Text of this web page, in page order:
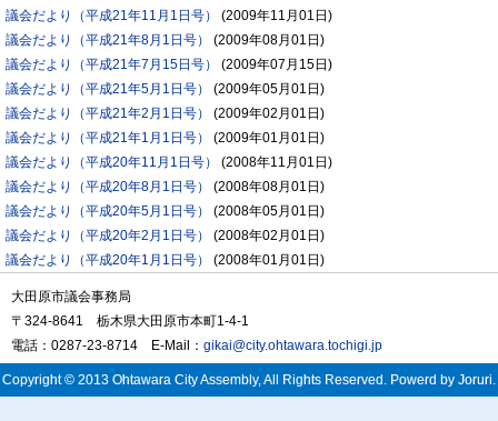
議会だより（平成21年11月1日号）
(2009年11月01日 )
議会だより（平成21年8月1日号）
(2009年08月01日 )
議会だより（平成21年7月15日号）
(2009年07月15日 )
議会だより（平成21年5月1日号）
(2009年05月01日 )
議会だより（平成21年2月1日号）
(2009年02月01日 )
議会だより（平成21年1月1日号）
(2009年01月01日 )
議会だより（平成20年11月1日号）
(2008年11月01日 )
議会だより（平成20年8月1日号）
(2008年08月01日 )
議会だより（平成20年5月1日号）
(2008年05月01日 )
議会だより（平成20年2月1日号）
(2008年02月01日 )
議会だより（平成20年1月1日号）
(2008年01月01日 )
大田原市議会事務局
〒324-8641 栃木県大田原市本町1-4-1
電話：0287-23-8714 E-Mail： gikai@city.ohtawara.tochigi.jp
Copyright © 2013 Ohtawara City Assembly, All Rights Reserved. Powerd by Joruri.